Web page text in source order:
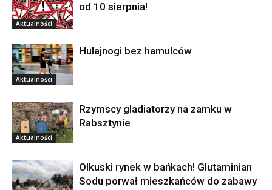
Aktualności
od 10 sierpnia!
Aktualności
Hulajnogi bez hamulców
Aktualności
Rzymscy gladiatorzy na zamku w
Rabsztynie
Olkuski rynek w bańkach! Glutaminian
Sodu porwał mieszkańców do zabawy